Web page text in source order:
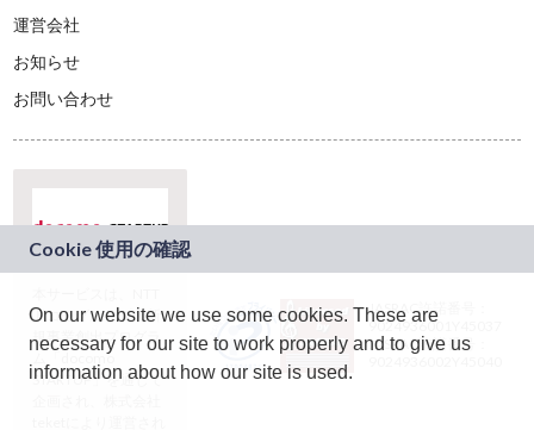
運営会社
お知らせ
お問い合わせ
ドコモグループの新
規事業創出プログラ
ム「docomo
STARTUP」を通じて
JASRAC許諾番号：
9024936001Y45037
JASRAC許諾番号：
On our website we use some cookies. These are
necessary for our site to work properly and to give us
information about how our site is used.